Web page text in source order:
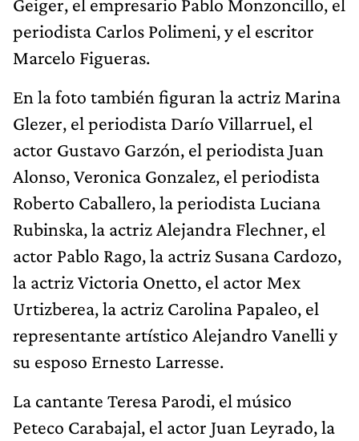
periodista Carlos Polimeni, y el escritor
Marcelo Figueras.
En la foto también figuran la actriz Marina
Glezer, el periodista Darío Villarruel, el
actor Gustavo Garzón, el periodista Juan
Alonso, Veronica Gonzalez, el periodista
Roberto Caballero, la periodista Luciana
Rubinska, la actriz Alejandra Flechner, el
actor Pablo Rago, la actriz Susana Cardozo,
la actriz Victoria Onetto, el actor Mex
Urtizberea, la actriz Carolina Papaleo, el
representante artístico Alejandro Vanelli y
su esposo Ernesto Larresse.
La cantante Teresa Parodi, el músico
Peteco Carabajal, el actor Juan Leyrado, la